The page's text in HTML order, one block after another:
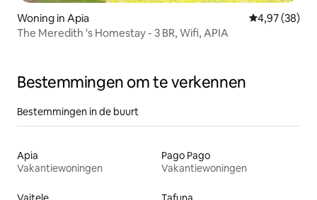
Woning in Apia Gemiddelde
4,97 (38)
The Meredith 's Homestay - 3 BR, Wifi, APIA
Bestemmingen om te verkennen
Bestemmingen in de buurt
Apia
Vakantiewoningen
Pago Pago
Vakantiewoningen